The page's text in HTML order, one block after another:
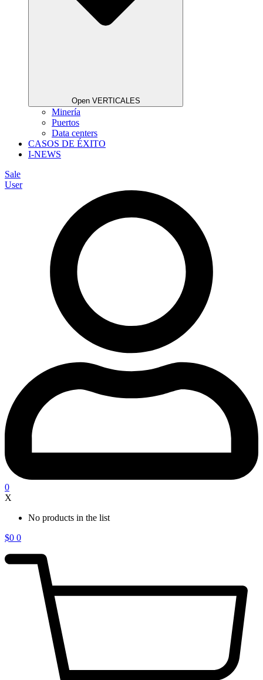
Open VERTICALES
Minería
Puertos
Data centers
CASOS DE ÉXITO
I-NEWS
Sale
User
0
X
No products in the list
$0 0